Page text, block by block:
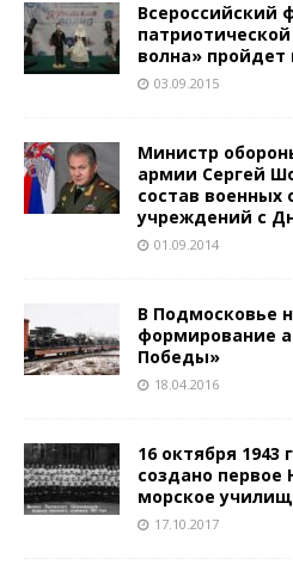
Всероссийский
волна» пройдет
03.09.2015
Министр
армии Сергей
состав военных
учреждений с
01.09.2014
В Подмосковье
формирование
Победы»
18.04.2016
16 октября 1943
создано первое
морское
17.10.2017